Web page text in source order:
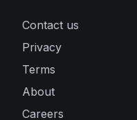
Contact us
Privacy
Terms
About
Careers